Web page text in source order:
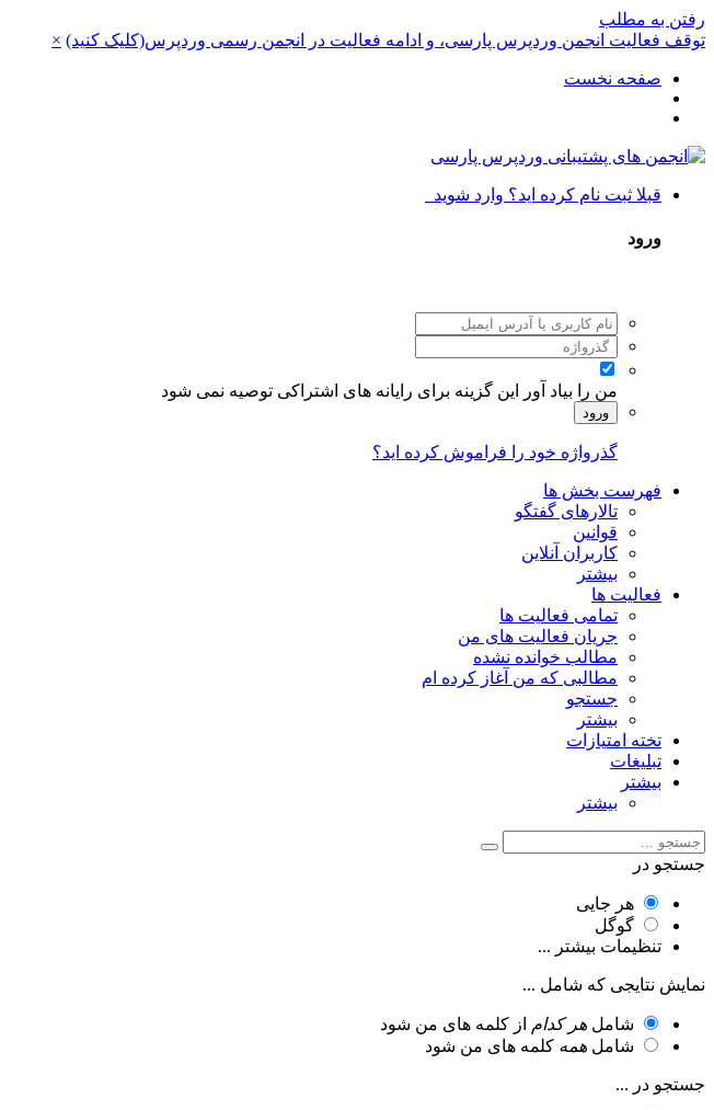
رفتن به مطلب
توقف فعالیت انجمن وردپرس پارسی، و ادامه فعالیت در انجمن رسمی وردپرس(کلیک کنید) ×
صفحه نخست
قبلا ثبت نام کرده اید؟ وارد شوید
ورود
من را بیاد آور این گزینه برای رایانه های اشتراکی توصیه نمی شود
ورود
گذرواژه خود را فراموش کرده اید؟
فهرست بخش ها
تالارهای گفتگو
قوانین
کاربران آنلاین
بیشتر
فعالیت ها
تمامی فعالیت ها
جریان فعالیت های من
مطالب خوانده نشده
مطالبی که من آغاز کرده ام
جستجو
بیشتر
تخته امتیازات
تبلیغات
بیشتر
بیشتر
جستجو در
هر جایی
گوگل
تنظیمات بیشتر ...
نمایش نتایجی که شامل ...
شامل هر کدام از کلمه های من شود
شامل همه کلمه های من شود
جستجو در ...